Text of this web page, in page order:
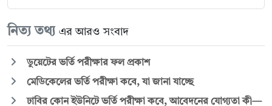
নিত্য তথ্য এর আরও সংবাদ
ডুয়েটের ভর্তি পরীক্ষার ফল প্রকাশ
মেডিকেলের ভর্তি পরীক্ষা কবে, যা জানা যাচ্ছে
ঢাবির কোন ইউনিটে ভর্তি পরীক্ষা কবে, আবেদনের যোগ্যতা কী—